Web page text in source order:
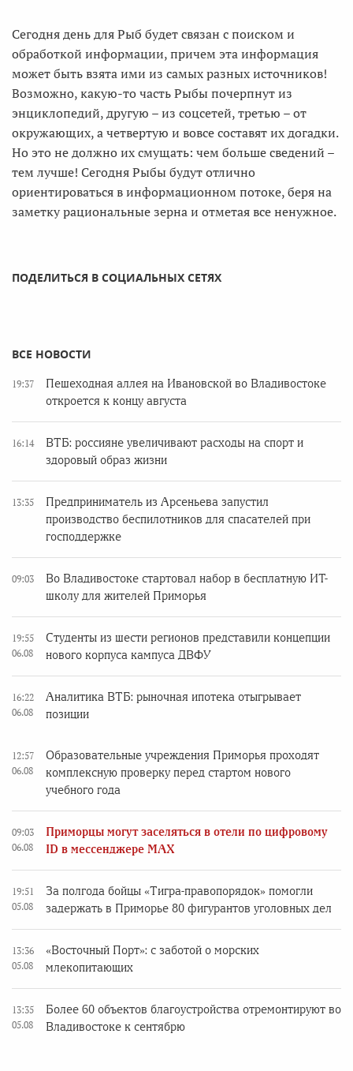
Сегодня день для Рыб будет связан с поиском и
обработкой информации, причем эта информация
может быть взята ими из самых разных источников!
Возможно, какую-то часть Рыбы почерпнут из
энциклопедий, другую – из соцсетей, третью – от
окружающих, а четвертую и вовсе составят их догадки.
Но это не должно их смущать: чем больше сведений –
тем лучше! Сегодня Рыбы будут отлично
ориентироваться в информационном потоке, беря на
заметку рациональные зерна и отметая все ненужное.
ПОДЕЛИТЬСЯ В СОЦИАЛЬНЫХ СЕТЯХ
ВСЕ НОВОСТИ
19:37
Пешеходная аллея на Ивановской во Владивостоке
откроется к концу августа
16:14
ВТБ: россияне увеличивают расходы на спорт и
здоровый образ жизни
13:35
Предприниматель из Арсеньева запустил
производство беспилотников для спасателей при
господдержке
09:03
Во Владивостоке стартовал набор в бесплатную ИТ-
школу для жителей Приморья
19:55
06.08
Студенты из шести регионов представили концепции
нового корпуса кампуса ДВФУ
16:22
06.08
Аналитика ВТБ: рыночная ипотека отыгрывает
позиции
12:57
06.08
Образовательные учреждения Приморья проходят
комплексную проверку перед стартом нового
учебного года
09:03
06.08
Приморцы могут заселяться в отели по цифровому
ID в мессенджере MAX
19:51
05.08
За полгода бойцы «Тигра-правопорядок» помогли
задержать в Приморье 80 фигурантов уголовных дел
13:36
05.08
«Восточный Порт»: с заботой о морских
млекопитающих
13:35
05.08
Более 60 объектов благоустройства отремонтируют во
Владивостоке к сентябрю